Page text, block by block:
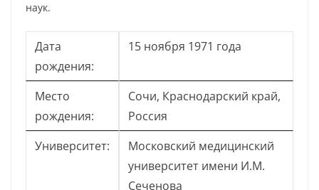
наук.
Дата
рождения:
15 ноября 1971 года
Место
рождения:
Сочи, Краснодарский край,
Россия
Университет:
Московский медицинский
университет имени И.М.
Сеченова